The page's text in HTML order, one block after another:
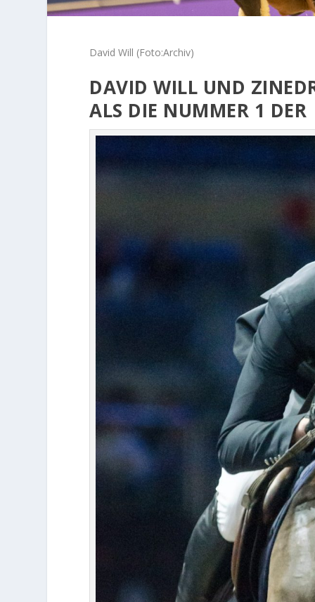
David Will (Foto:Archiv)
DAVID WILL UND
ALS DIE NUMMER 1